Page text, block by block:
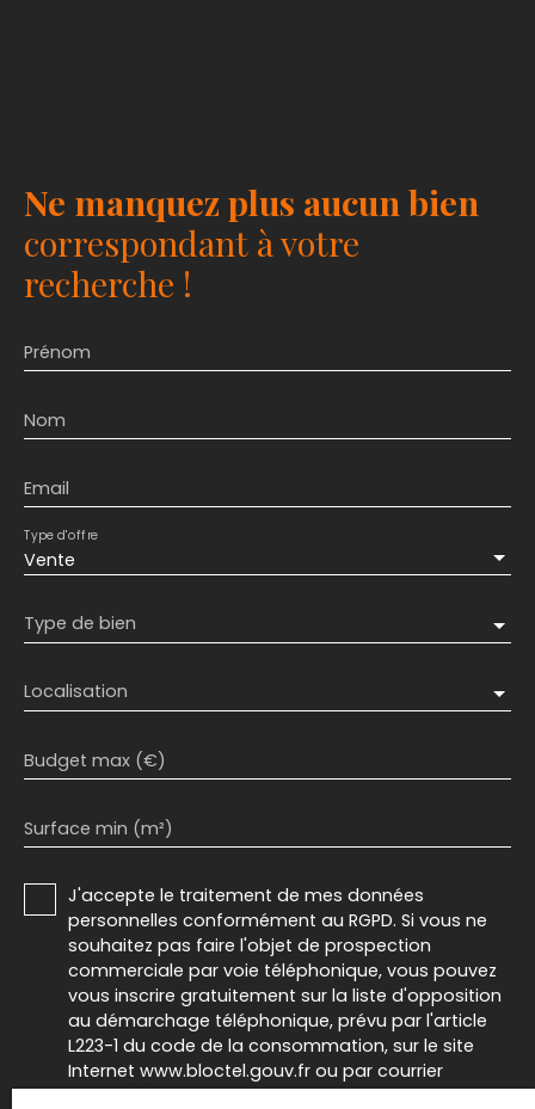
Ne manquez plus aucun bien
correspondant à votre
recherche !
Prénom
Nom
Email
Vente
Type d'offre
Type de bien
Localisation
Budget max (€)
Surface min (m²)
J'accepte le traitement de mes données
personnelles conformément au RGPD. Si vous ne
souhaitez pas faire l'objet de prospection
commerciale par voie téléphonique, vous pouvez
vous inscrire gratuitement sur la liste d'opposition
au démarchage téléphonique, prévu par l'article
L223-1 du code de la consommation, sur le site
Internet www.bloctel.gouv.fr ou par courrier
adressé à :